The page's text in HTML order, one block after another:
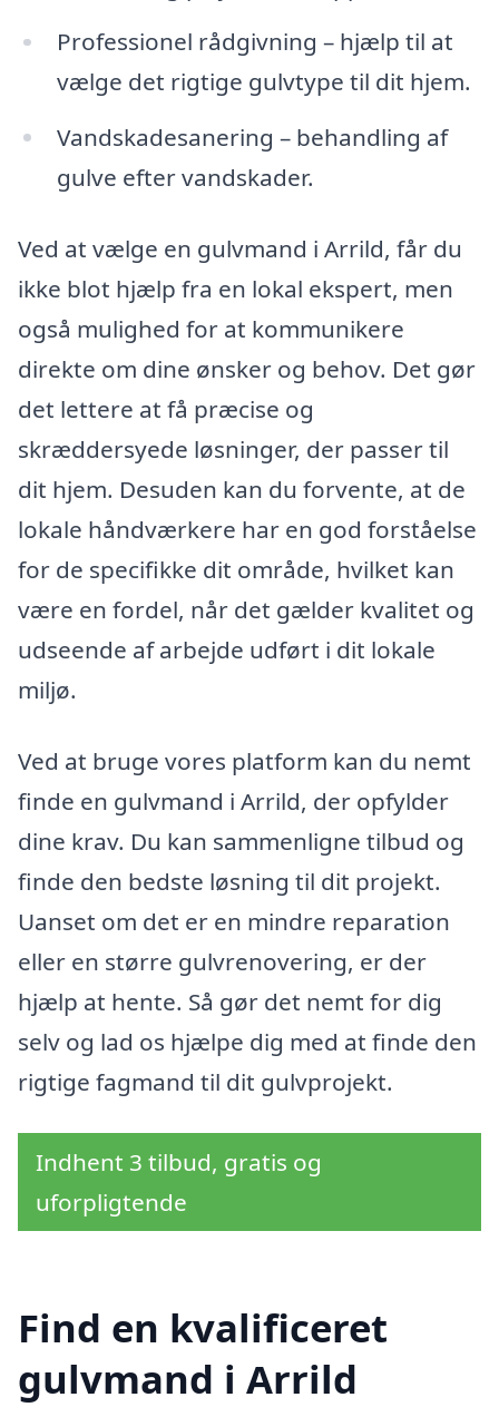
Professionel rådgivning – hjælp til at
vælge det rigtige gulvtype til dit hjem.
Vandskadesanering – behandling af
gulve efter vandskader.
Ved at vælge en gulvmand i Arrild, får du
ikke blot hjælp fra en lokal ekspert, men
også mulighed for at kommunikere
direkte om dine ønsker og behov. Det gør
det lettere at få præcise og
skræddersyede løsninger, der passer til
dit hjem. Desuden kan du forvente, at de
lokale håndværkere har en god forståelse
for de specifikke dit område, hvilket kan
være en fordel, når det gælder kvalitet og
udseende af arbejde udført i dit lokale
miljø.
Ved at bruge vores platform kan du nemt
finde en gulvmand i Arrild, der opfylder
dine krav. Du kan sammenligne tilbud og
finde den bedste løsning til dit projekt.
Uanset om det er en mindre reparation
eller en større gulvrenovering, er der
hjælp at hente. Så gør det nemt for dig
selv og lad os hjælpe dig med at finde den
rigtige fagmand til dit gulvprojekt.
Indhent 3 tilbud, gratis og
uforpligtende
Find en kvalificeret
gulvmand i Arrild